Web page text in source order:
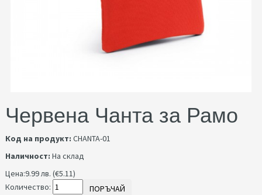
Червена Чанта за Рамо
Код на продукт: CHANTA-01
Наличност: На склад
Цена:9.99 лв. (€5.11)
Количество:
ПОРЪЧАЙ